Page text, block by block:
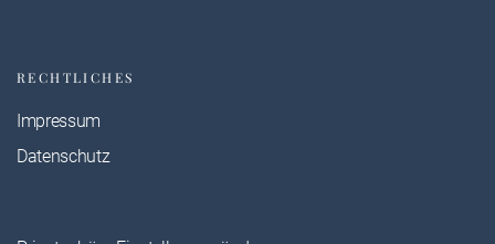
RECHTLICHES
Impressum
Datenschutz